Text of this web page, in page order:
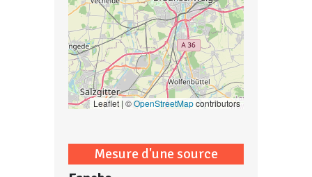
Leaflet | ©OpenStreetMapcontributors
Mesure d'une source